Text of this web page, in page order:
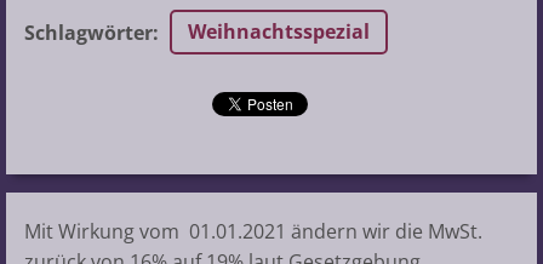
Schlagwörter: Weihnachtsspezial
Mit Wirkung vom 01.01.2021 ändern wir die MwSt.